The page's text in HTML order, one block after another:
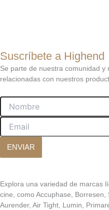
Suscríbete a Highend
Se parte de nuestra comunidad
relacionadas con nuestros
Nombre
Email
ENVIAR
Explora una variedad de marcas
cine, como Accuphase,
Aurender, Air Tight, Lumin,